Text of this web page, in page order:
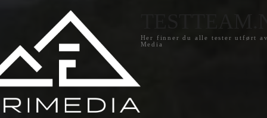
Her finner du alle tester utført
Media